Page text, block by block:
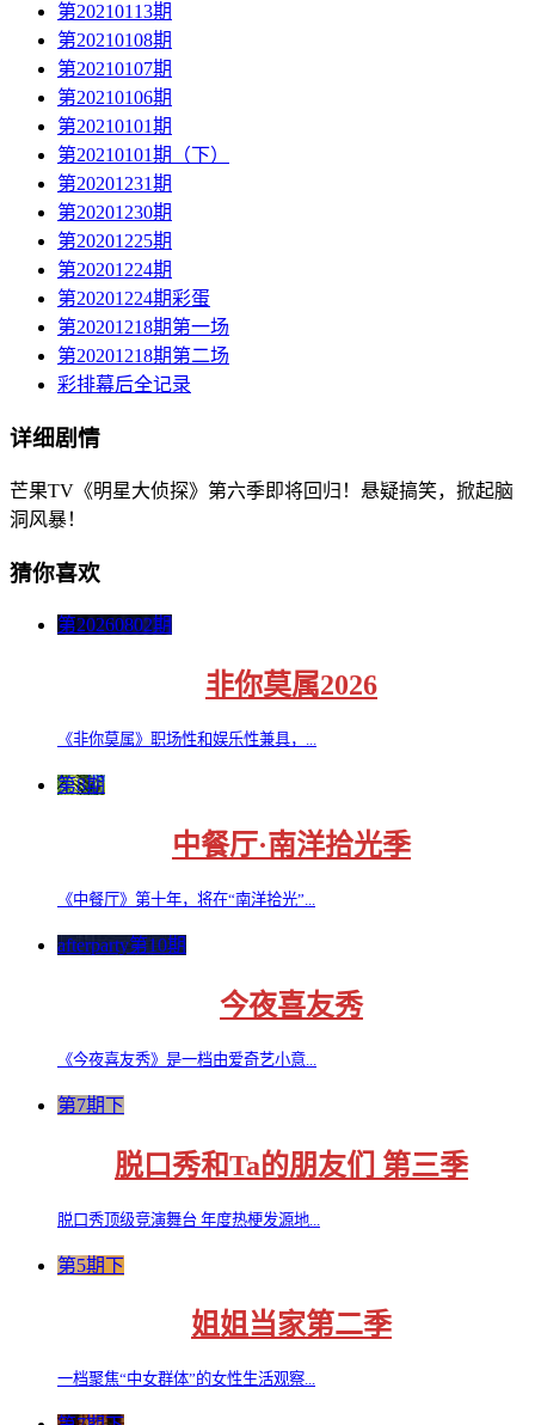
第20210113期
第20210108期
第20210107期
第20210106期
第20210101期
第20210101期（下）
第20201231期
第20201230期
第20201225期
第20201224期
第20201224期彩蛋
第20201218期第一场
第20201218期第二场
彩排幕后全记录
详细剧情
芒果TV《明星大侦探》第六季即将回归！悬疑搞笑，掀起脑
洞风暴！
猜你喜欢
第20260802期
非你莫属2026
《非你莫属》职场性和娱乐性兼具，...
第8期
中餐厅·南洋拾光季
《中餐厅》第十年，将在“南洋拾光”...
afterparty第10期
今夜喜友秀
《今夜喜友秀》是一档由爱奇艺小意...
第7期下
脱口秀和Ta的朋友们 第三季
脱口秀顶级竞演舞台 年度热梗发源地...
第5期下
姐姐当家第二季
一档聚焦“中女群体”的女性生活观察...